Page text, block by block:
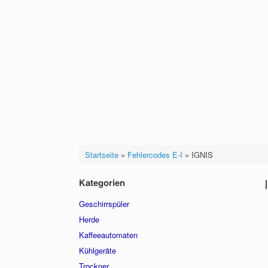
Startseite» Fehlercodes E-I » IGNIS
Kategorien
Geschirrspüler
Herde
Kaffeeautomaten
Kühlgeräte